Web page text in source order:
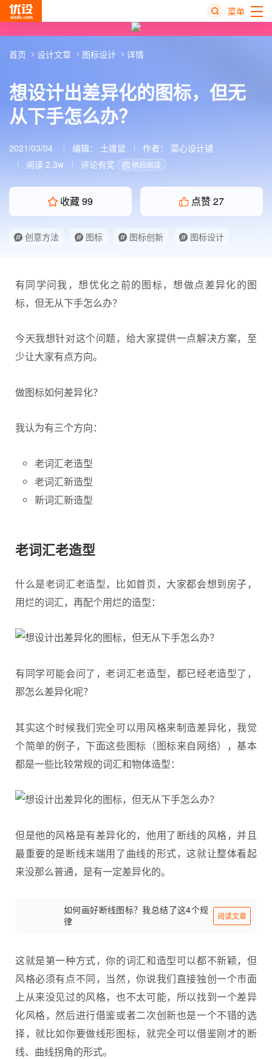
菜单
想设计出差异化的图标，但无
从下手怎么办？
2021/03/04 编辑： 土拨鼠 作者： 菜心设计铺
阅读 2.3w
评论有奖 稍后阅读
收藏99 点赞27
创意方法 图标 图标创新 图标设计
首页 设计文章 图标设计 详情
有同学问我，想优化之前的图标，想做点差异化的图
标，但无从下手怎么办？
今天我想针对这个问题，给大家提供一点解决方案，至
少让大家有点方向。
做图标如何差异化？
我认为有三个方向：
老词汇老造型
老词汇新造型
新词汇新造型
老词汇老造型
什么是老词汇老造型，比如首页，大家都会想到房子，
用烂的词汇，再配个用烂的造型：
有同学可能会问了，老词汇老造型，都已经老造型了，
那怎么差异化呢？
其实这个时候我们完全可以用风格来制造差异化，我觉
个简单的例子，下面这些图标（图标来自网络），基本
都是一些比较常规的词汇和物体造型：
但是他的风格是有差异化的，他用了断线的风格，并且
最重要的是断线末端用了曲线的形式，这就让整体看起
来没那么普通，是有一定差异化的。
如何画好断线图标？我总结了这4个规
律
阅读文章
这就是第一种方式，你的词汇和造型可以都不新颖，但
风格必须有点不同，当然，你说我们直接独创一个市面
上从来没见过的风格，也不太可能，所以找到一个差异
化风格，然后进行借鉴或者二次创新也是一个不错的选
择，就比如你要做线形图标，就完全可以借鉴刚才的断
线、曲线拐角的形式。